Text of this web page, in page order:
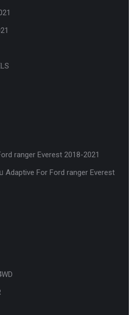
ranger Everest 2018-2021
Adaptive For Ford ranger Everest